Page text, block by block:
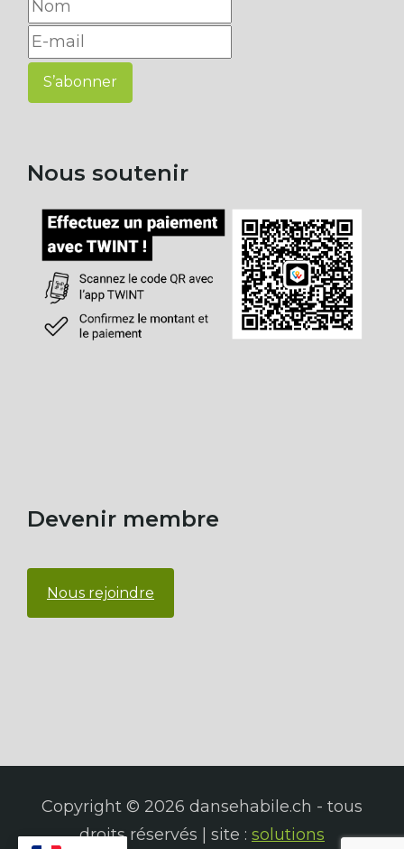
S’abonner
Nous soutenir
Devenir membre
Nous rejoindre
Copyright © 2026 dansehabile.ch - tous
droits réservés | site : solutions